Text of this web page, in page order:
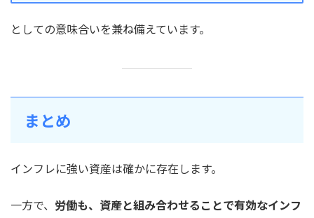
としての意味合いを兼ね備えています。
まとめ
インフレに強い資産は確かに存在します。
一方で、 労働も、資産と組み合わせることで有効なインフ